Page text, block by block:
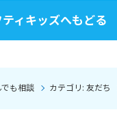
ィキッズへもどる
でも相談 カテゴリ: 友だち